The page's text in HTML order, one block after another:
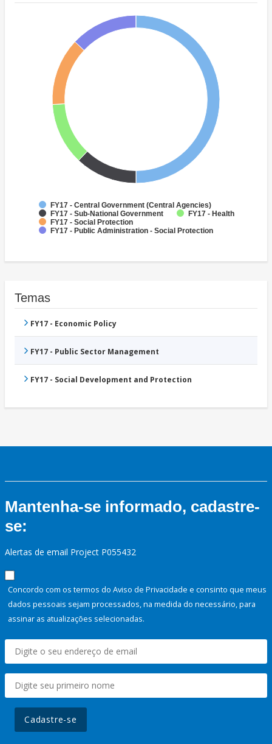
FY17 - Central Government (Central Agencies)
FY17 - Sub-National Government
FY17 - Health
FY17 - Social Protection
FY17 - Public Administration - Social Protection
Temas
FY17 - Economic Policy
FY17 - Public Sector Management
FY17 - Social Development and Protection
Mantenha-se informado, cadastre-
se:
Alertas de email Project P055432
Concordo com os termos do Aviso de Privacidade e consinto que meus
dados pessoais sejam processados, na medida do necessário, para
assinar as atualizações selecionadas.
Cadastre-se